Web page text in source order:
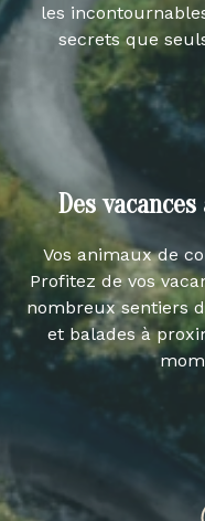
les
secrets que
Des
Vos animaux de
Profitez de vos
nombreux sentiers
et balades à